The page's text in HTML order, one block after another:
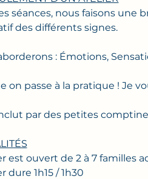
séances, nous faisons
des différents signes.
: Émotions,
on passe à la pratique ! Je
par des petites
est ouvert de 2 à 7 familles
dure 1h15 / 1h30